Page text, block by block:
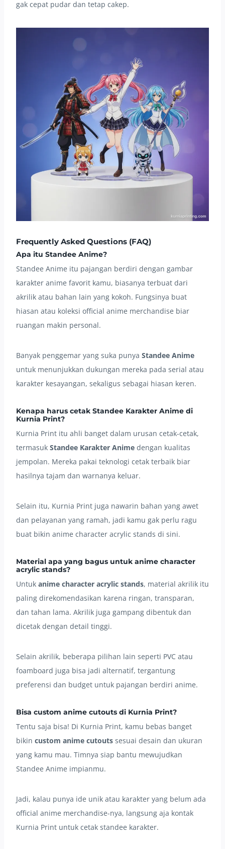
gak cepat pudar dan tetap cakep.
Frequently Asked Questions (FAQ)
Apa itu Standee Anime?
Standee Anime itu pajangan berdiri dengan gambar
karakter anime favorit kamu, biasanya terbuat dari
akrilik atau bahan lain yang kokoh. Fungsinya buat
hiasan atau koleksi official anime merchandise biar
ruangan makin personal.
Banyak penggemar yang suka punya Standee Anime
untuk menunjukkan dukungan mereka pada serial atau
karakter kesayangan, sekaligus sebagai hiasan keren.
Kenapa harus cetak Standee Karakter Anime di
Kurnia Print?
Kurnia Print itu ahli banget dalam urusan cetak-cetak,
termasuk Standee Karakter Anime dengan kualitas
jempolan. Mereka pakai teknologi cetak terbaik biar
hasilnya tajam dan warnanya keluar.
Selain itu, Kurnia Print juga nawarin bahan yang awet
dan pelayanan yang ramah, jadi kamu gak perlu ragu
buat bikin anime character acrylic stands di sini.
Material apa yang bagus untuk anime character
acrylic stands?
Untuk anime character acrylic stands, material akrilik itu
paling direkomendasikan karena ringan, transparan,
dan tahan lama. Akrilik juga gampang dibentuk dan
dicetak dengan detail tinggi.
Selain akrilik, beberapa pilihan lain seperti PVC atau
foamboard juga bisa jadi alternatif, tergantung
preferensi dan budget untuk pajangan berdiri anime.
Bisa custom anime cutouts di Kurnia Print?
Tentu saja bisa! Di Kurnia Print, kamu bebas banget
bikin custom anime cutouts sesuai desain dan ukuran
yang kamu mau. Timnya siap bantu mewujudkan
Standee Anime impianmu.
Jadi, kalau punya ide unik atau karakter yang belum ada
official anime merchandise-nya, langsung aja kontak
Kurnia Print untuk cetak standee karakter.